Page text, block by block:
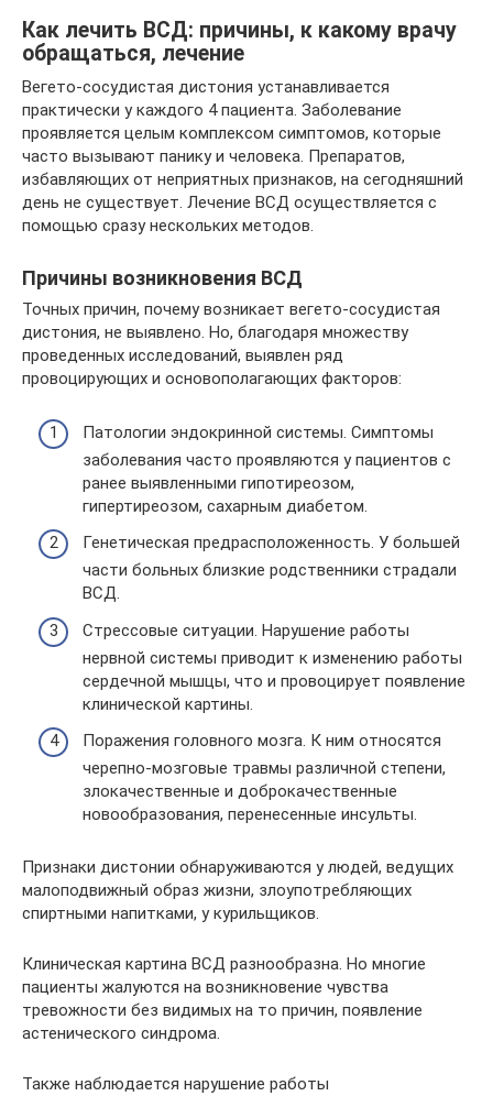
Как лечить ВСД: причины, к какому врачу
обращаться, лечение
Вегето-сосудистая дистония устанавливается
практически у каждого 4 пациента. Заболевание
проявляется целым комплексом симптомов, которые
часто вызывают панику и человека. Препаратов,
избавляющих от неприятных признаков, на сегодняшний
день не существует. Лечение ВСД осуществляется с
помощью сразу нескольких методов.
Причины возникновения ВСД
Точных причин, почему возникает вегето-сосудистая
дистония, не выявлено. Но, благодаря множеству
проведенных исследований, выявлен ряд
провоцирующих и основополагающих факторов:
Патологии эндокринной системы. Симптомы
заболевания часто проявляются у пациентов с
ранее выявленными гипотиреозом,
гипертиреозом, сахарным диабетом.
Генетическая предрасположенность. У большей
части больных близкие родственники страдали
ВСД.
Стрессовые ситуации. Нарушение работы
нервной системы приводит к изменению работы
сердечной мышцы, что и провоцирует появление
клинической картины.
Поражения головного мозга. К ним относятся
черепно-мозговые травмы различной степени,
злокачественные и доброкачественные
новообразования, перенесенные инсульты.
Признаки дистонии обнаруживаются у людей, ведущих
малоподвижный образ жизни, злоупотребляющих
спиртными напитками, у курильщиков.
Клиническая картина ВСД разнообразна. Но многие
пациенты жалуются на возникновение чувства
тревожности без видимых на то причин, появление
астенического синдрома.
Также наблюдается нарушение работы